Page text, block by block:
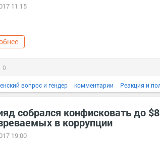
11:15
0
вопрос и гендер комментарии Реакция и
собрался конфисковать до
в коррупции
19:00